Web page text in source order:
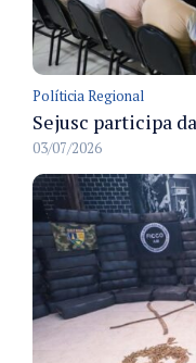
Políticia Regional
03/07/2026